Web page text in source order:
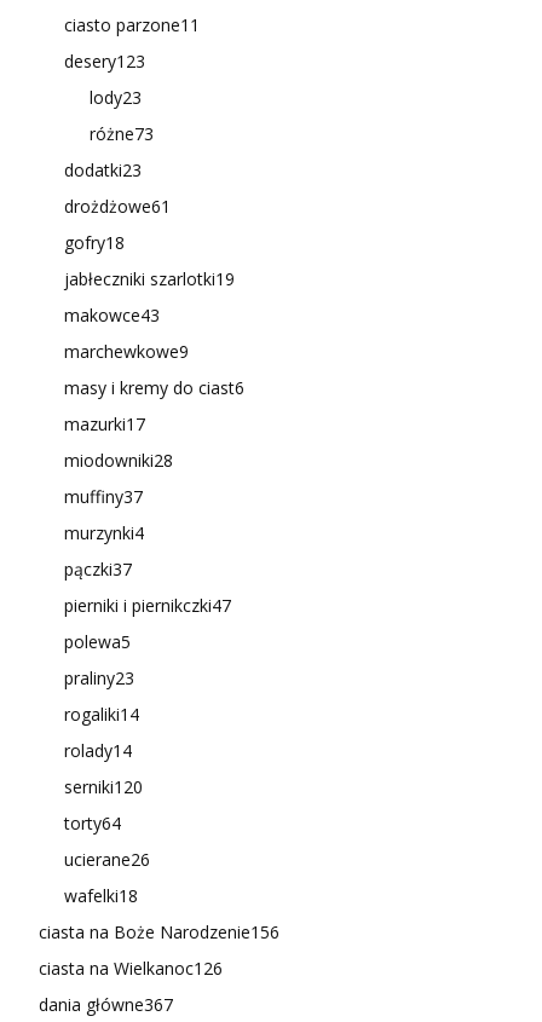
ciasto parzone11
desery123
lody23
różne73
dodatki23
drożdżowe61
gofry18
jabłeczniki szarlotki19
makowce43
marchewkowe9
masy i kremy do ciast6
mazurki17
miodowniki28
muffiny37
murzynki4
pączki37
pierniki i piernikczki47
polewa5
praliny23
rogaliki14
rolady14
serniki120
torty64
ucierane26
wafelki18
ciasta na Boże Narodzenie156
ciasta na Wielkanoc126
dania główne367